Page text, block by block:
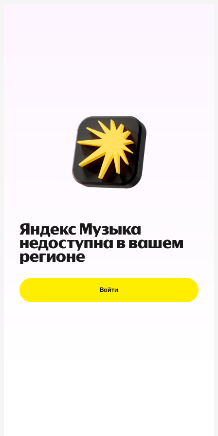
Яндекс Музыка
недоступна в вашем
регионе
Войти